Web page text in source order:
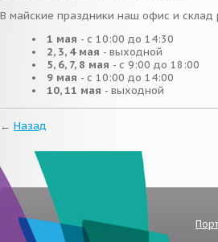
В майские праздники наш офис и
1 мая - с 10:00 до 14:30
2, 3, 4 мая - выходной
5, 6, 7, 8 мая - с 9:00 до 18:00
9 мая - с 10:00 до 14:00
10, 11 мая - выходной
← Назад